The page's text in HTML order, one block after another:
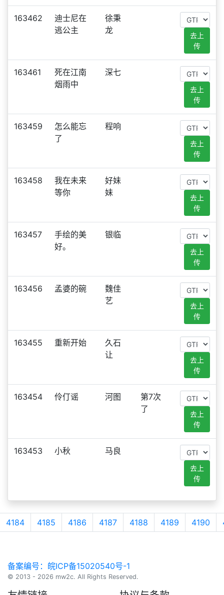
163462
迪士尼在
逃公主
徐秉
龙
去上
传
163461
死在江南
烟雨中
深七
去上
传
163459
怎么能忘
了
程响
去上
传
163458
我在未来
等你
好妹
妹
去上
传
163457
手绘的美
好。
银临
去上
传
163456 孟婆的碗
魏佳
艺
去上
传
163455 重新开始
久石
让
去上
传
163454 伶仃谣 河图
第7次
了
去上
传
163453 小秋 马良
去上
传
4184 4185 4186 4187 4188 4189 4190
备案编号：皖ICP备15020540号-1
© 2013 - 2026 mw2c. All Rights Reserved.